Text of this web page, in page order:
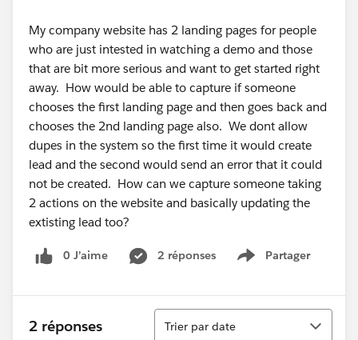
My company website has 2 landing pages for people
who are just intested in watching a demo and those
that are bit more serious and want to get started right
away. How would be able to capture if someone
chooses the first landing page and then goes back and
chooses the 2nd landing page also. We dont allow
dupes in the system so the first time it would create
lead and the second would send an error that it could
not be created. How can we capture someone taking
2 actions on the website and basically updating the
extisting lead too?
0 J’aime 2 réponses Partager
Show menu
2 réponses
Tri
Trier par date